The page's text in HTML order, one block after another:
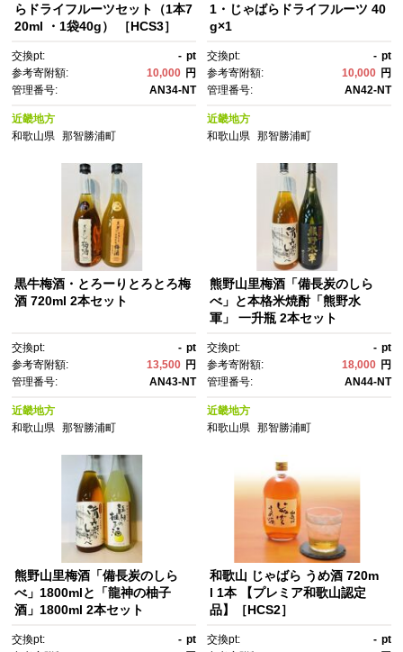
らドライフルーツセット（1本7
20ml ・1袋40g） ［HCS3］
交換pt: - pt
参考寄附額:
10,000 円
管理番号:
AN34-NT
近畿地方
和歌山県
那智勝浦町
1・じゃばらドライフルーツ 40
g×1
交換pt: - pt
参考寄附額:
10,000 円
管理番号:
AN42-NT
近畿地方
和歌山県 那智勝浦町
黒牛梅酒・とろーりとろとろ梅
酒 720ml 2本セット
交換pt: - pt
参考寄附額:
13,500 円
管理番号:
AN43-NT
近畿地方
和歌山県
那智勝浦町
熊野山里梅酒「備長炭のしら
べ」と本格米焼酎「熊野水
軍」 一升瓶 2本セット
交換pt: - pt
参考寄附額:
18,000 円
管理番号:
AN44-NT
近畿地方
和歌山県 那智勝浦町
熊野山里梅酒「備長炭のしら
べ」1800mlと「龍神の柚子
酒」1800ml 2本セット
交換pt: - pt
和歌山 じゃばら うめ酒 720m
l 1本 【プレミア和歌山認定
品】［HCS2］
交換pt: - pt